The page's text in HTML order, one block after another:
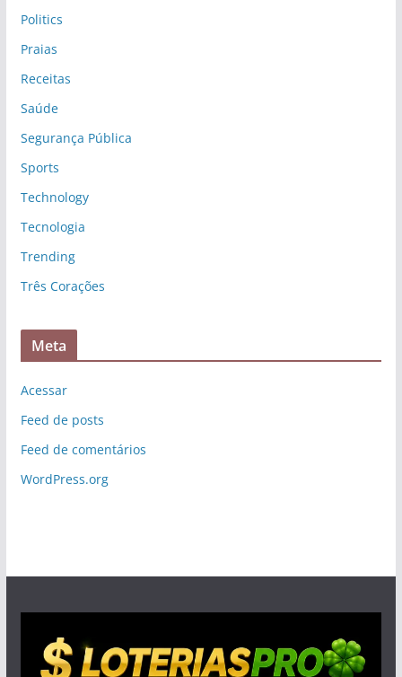
Politics
Praias
Receitas
Saúde
Segurança Pública
Sports
Technology
Tecnologia
Trending
Três Corações
Meta
Acessar
Feed de posts
Feed de comentários
WordPress.org